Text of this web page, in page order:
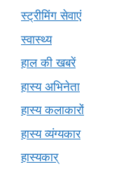
स्ट्रीमिंग सेवाएं
स्वास्थ्य
हाल की खबरें
हास्य अभिनेता
हास्य कलाकारों
हास्य व्यंग्यकार
हास्यकार्